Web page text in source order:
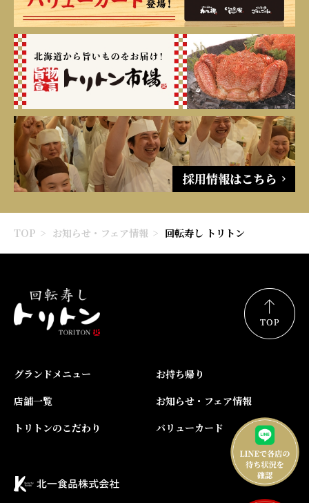
TOP お知らせ・フェア情報 回転寿し トリトン
グランドメニュー
店舗一覧
トリトンのこだわり
お持ち帰り
お知らせ・フェア情報
バリューカード